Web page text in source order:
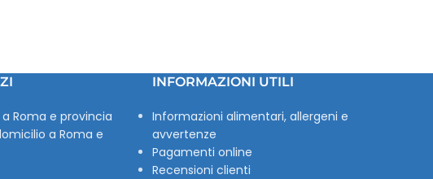
Roma e provincia
a Roma e
INFORMAZIONI UTILI
Informazioni alimentari, allergeni e
avvertenze
Pagamenti online
Recensioni clienti